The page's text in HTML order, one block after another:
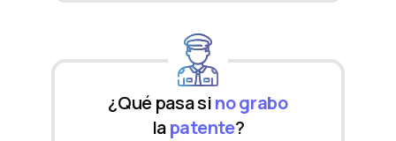
¿Qué pasa sino grabo
lapatente?